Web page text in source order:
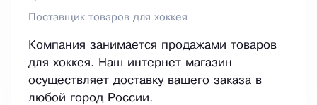
Поставщик товаров для хоккея
Компания занимается продажами товаров
для хоккея. Наш интернет магазин
осуществляет доставку вашего заказа в
любой город России.